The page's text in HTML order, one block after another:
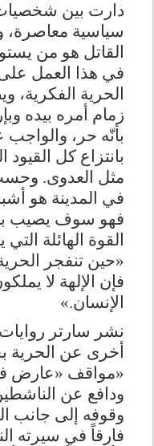
دارت بين
سياسية معاصرة،
القاتل هو من
في هذا العمل على
الحرية
زمام أمره بيده
بأنّه حر،
بانتزاع كل
مثل العدوى.
في المدينة هو
فهو سوف يصيب
القوة الهائلة
«حين تنفجر
فإن الإلهة لا
الإنسان.
»
نشر سارتر
أخرى عن الحرية
«مواقف »عارض
ودافع عن
وقوفه إلى جانب
فارقاً في سيرته